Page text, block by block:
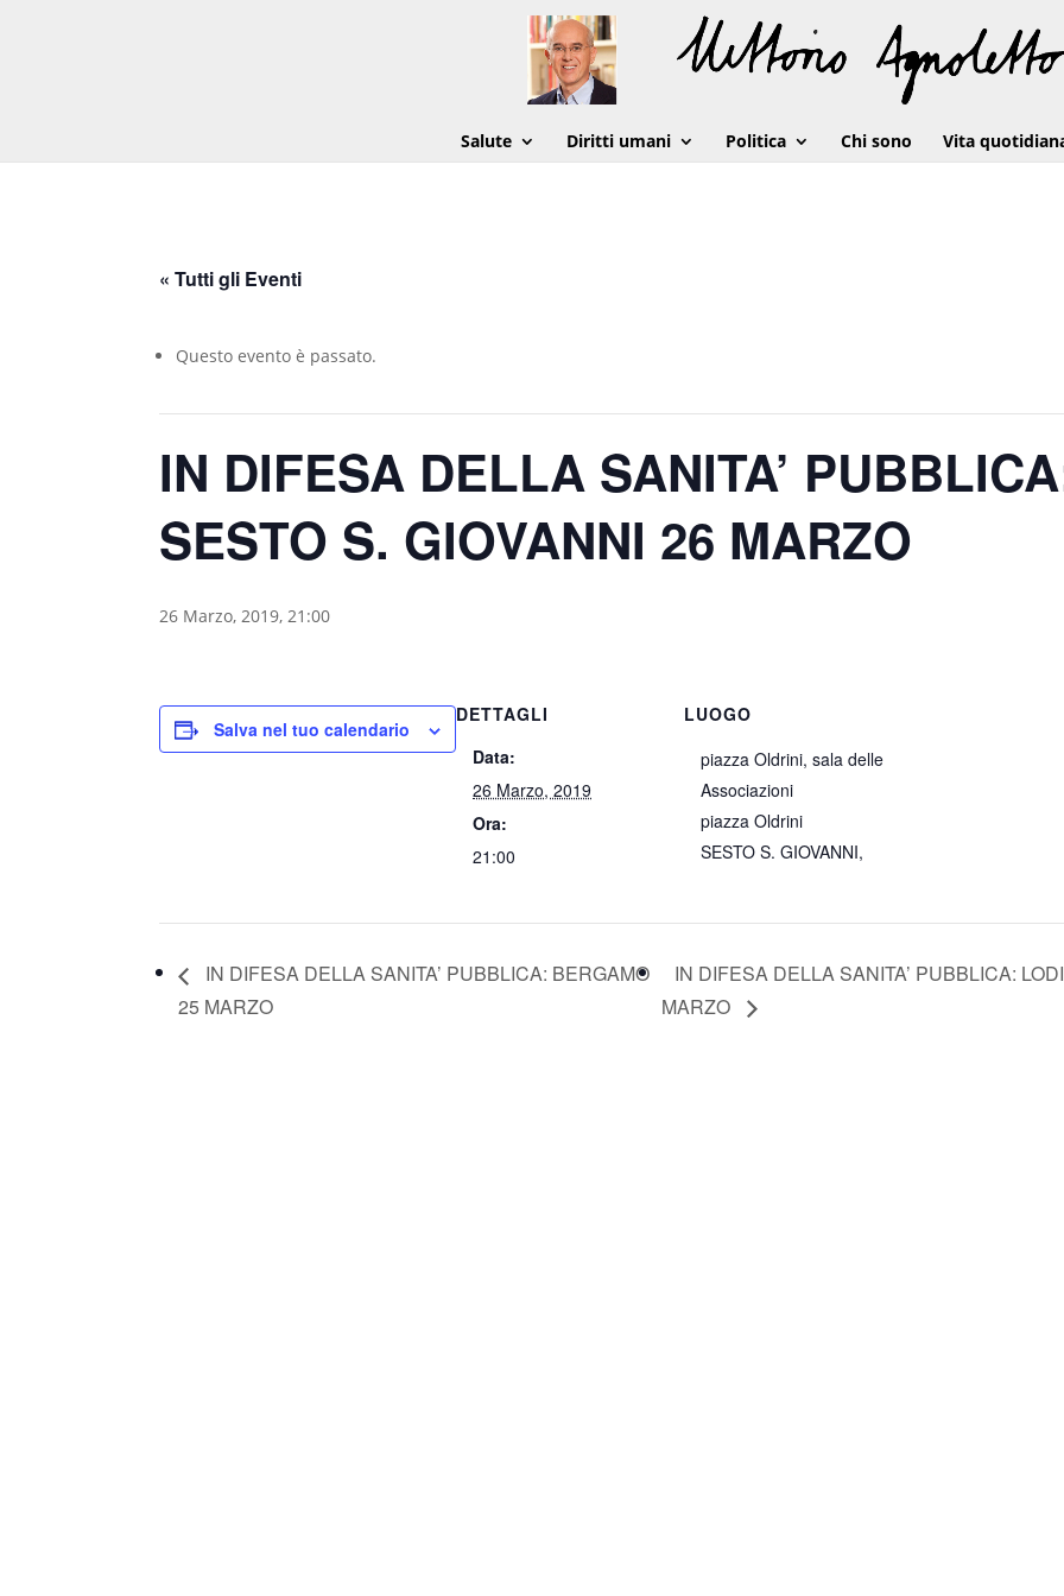
Salute Diritti umani Politica Chi sono Vita
« Tutti gli Eventi
Questo evento è passato.
IN DIFESA DELLA SANITA’
SESTO S. GIOVANNI 26 MARZO
26 Marzo, 2019, 21:00
Salva nel tuo calendario
DETTAGLI
Data:
26 Marzo, 2019
Ora:
21:00
LUOGO
piazza Oldrini, sala delle
Associazioni
piazza Oldrini
SESTO S. GIOVANNI,
IN DIFESA DELLA SANITA’ PUBBLICA: BERGAMO
25 MARZO
IN DIFESA DELLA SANITA’ PUBBLICA:
MARZO